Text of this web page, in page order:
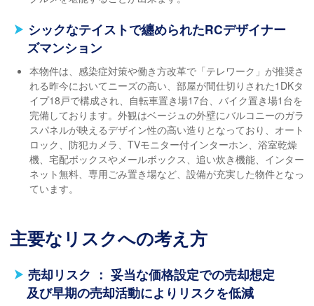
シックなテイストで纏められたRCデザイナー
ズマンション
本物件は、感染症対策や働き方改革で「テレワーク」が推奨さ
れる昨今においてニーズの高い、部屋が間仕切りされた1DKタ
イプ18戸で構成され、自転車置き場17台、バイク置き場1台を
完備しております。外観はベージュの外壁にバルコニーのガラ
スパネルが映えるデザイン性の高い造りとなっており、オート
ロック、防犯カメラ、TVモニター付インターホン、浴室乾燥
機、宅配ボックスやメールボックス、追い炊き機能、インター
ネット無料、専用ごみ置き場など、設備が充実した物件となっ
ています。
主要なリスクへの考え方
売却リスク ： 妥当な価格設定での売却想定
及び早期の売却活動によりリスクを低減